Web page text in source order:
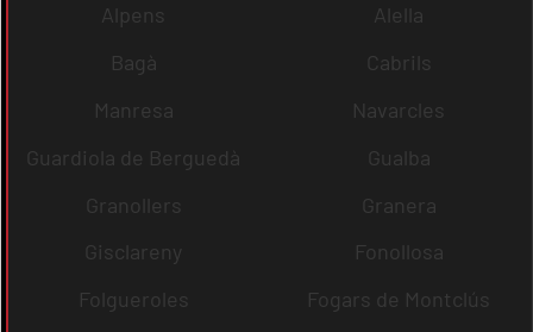
Alpens
Alella
Bagà
Cabrils
Manresa
Navarcles
Guardiola de Berguedà
Gualba
Granollers
Granera
Gisclareny
Fonollosa
Folgueroles
Fogars de Montclús